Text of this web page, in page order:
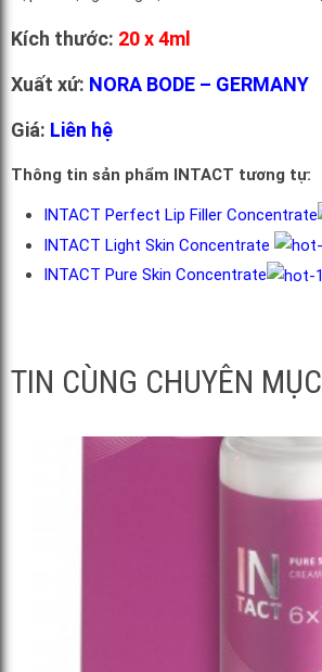
Kích thước: 20 x 4ml
Xuất xứ: NORA BODE – GERMANY
Giá: Liên hệ
Thông tin sản phẩm INTACT tương tự:
INTACT Perfect Lip Filler Concentrate
INTACT Light Skin Concentrate
INTACT Pure Skin Concentrate
TIN CÙNG CHUYÊN MỤC